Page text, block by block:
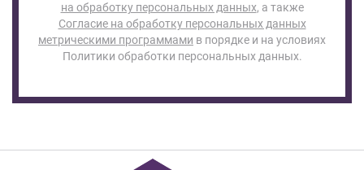
на обработку персональных данных, а также
Согласие на обработку персональных данных
метрическими программами в порядке и на условиях
Политики обработки персональных данных.